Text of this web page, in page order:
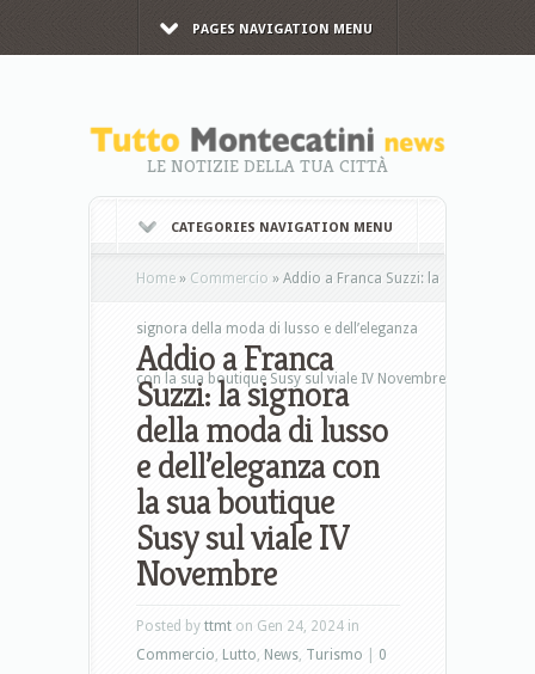
PAGES NAVIGATION MENU
LE NOTIZIE DELLA TUA CITTÀ
CATEGORIES NAVIGATION MENU
Home » Commercio » Addio a Franca Suzzi: la
signora della moda di lusso e dell’eleganza
con la sua boutique Susy sul viale IV Novembre
Addio a Franca
Suzzi: la signora
della moda di lusso
e dell’eleganza con
la sua boutique
Susy sul viale IV
Novembre
Posted by ttmt on Gen 24, 2024 in
Commercio, Lutto, News, Turismo
0